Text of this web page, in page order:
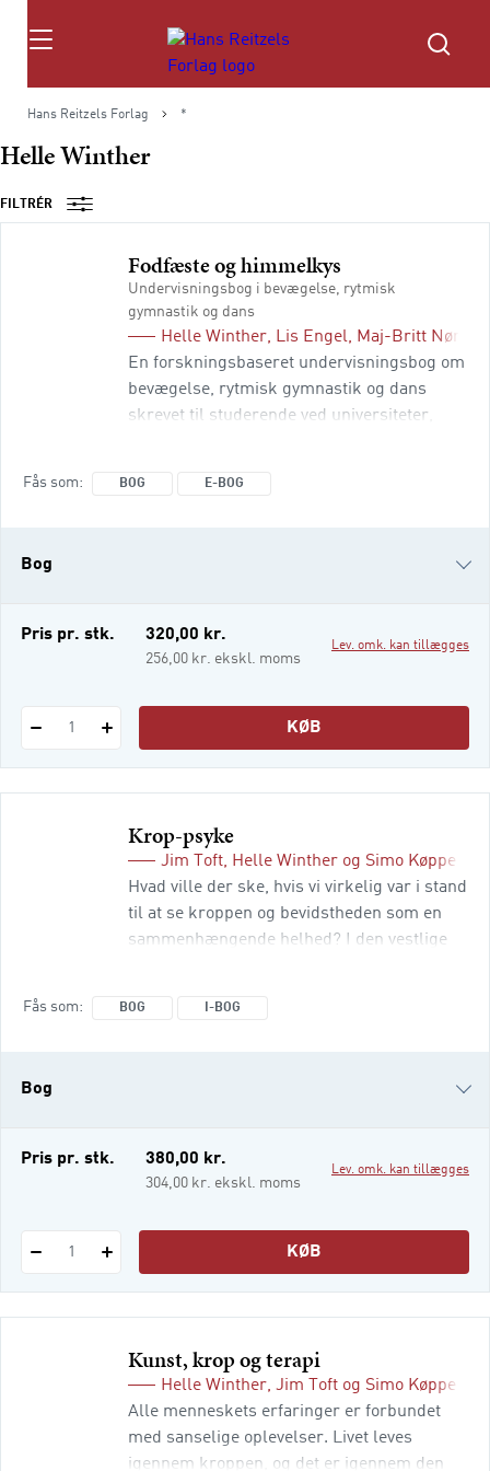
Søg
Hans Reitzels Forlag *
Helle Winther
FILTRÉR
Fodfæste og himmelkys
Undervisningsbog i bevægelse, rytmisk
gymnastik og dans
Helle Winther, Lis Engel, Maj-Britt
En forskningsbaseret undervisningsbog om
bevægelse, rytmisk gymnastik og dans
skrevet til studerende ved universiteter,
er levende og alle kapitler er forankrede i et
bevægelse. Bogens berør te
Fås som BOG E-BOG
Bog
e-bog
Pris pr. stk. 320,00 kr.
256,00 kr. ekskl. moms
Lev. omk. kan tillægges
1 KØB
Krop-psyke
Jim Toft, Helle Winther og Simo Køppe
Hvad ville der ske, hvis vi virkelig var i stand
til at se kroppen og bevidstheden som en
sammenhængende helhed? I den vestlige
Fås som BOG I-BOG
Bog
i-bog
Pris pr. stk. 380,00 kr.
304,00 kr. ekskl. moms
Lev. omk. kan tillægges
1 KØB
Kunst, krop og terapi
Helle Winther, Jim Toft og Simo Køppe
Alle menneskets erfaringer er forbundet
med sanselige oplevelser. Livet leves
igennem kroppen, og det er igennem den